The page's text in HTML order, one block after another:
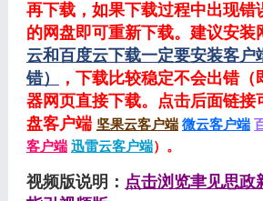
再下载，如果下载过程中出现错
的网盘即可重新下载。建议安装
云和百度云下载一定要安装客户
错）
，下载比较稳定不会出错
器网页直接下载。点击后面链接
盘客户端 坚果云客户端 微云客户端
客户端 迅雷云客户端）。
视频版说明： 点击浏览聿见思政